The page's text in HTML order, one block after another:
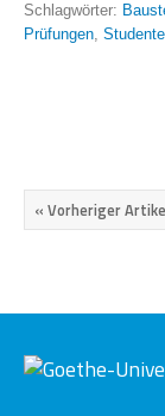
Schlagwörter:
Prüfungen,
« Vorheriger